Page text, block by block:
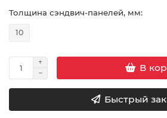
Толщина сэндвич-панелей, мм:
10
В
Быстрый